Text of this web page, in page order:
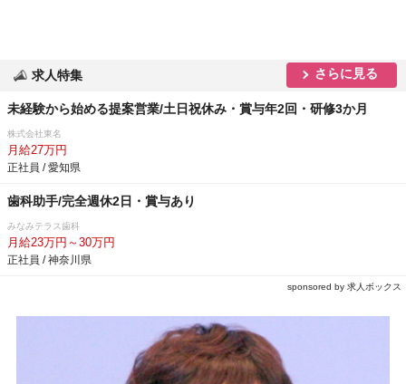
求人特集 さらに見る
未経験から始める提案営業/土日祝休み・賞与年2回・研修3か月
株式会社東名
月給27万円
正社員 / 愛知県
歯科助手/完全週休2日・賞与あり
みなみテラス歯科
月給23万円～30万円
正社員 / 神奈川県
sponsored by 求人ボックス